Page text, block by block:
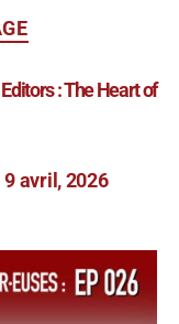
: The Heart of
9 avril, 2026